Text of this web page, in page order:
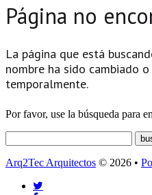
Página no
La página que está
nombre ha sido cambiado
temporalmente.
Por favor, use la búsqueda para
Arq2Tec Arquitectos © 2026 •